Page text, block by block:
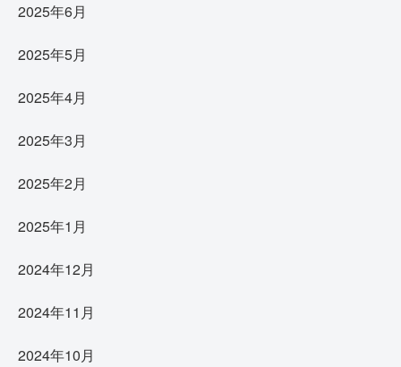
2025年6月
2025年5月
2025年4月
2025年3月
2025年2月
2025年1月
2024年12月
2024年11月
2024年10月